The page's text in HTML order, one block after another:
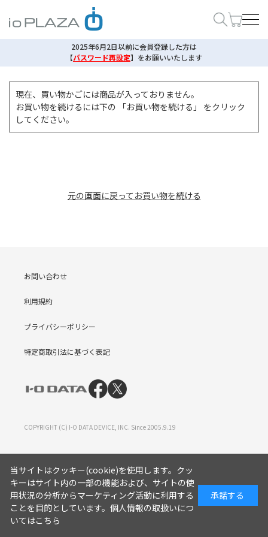
2025年6月2日以前に会員登録した方は
【パスワード再設定】 をお願いいたします
現在、買い物かごには商品が入っておりません。
お買い物を続けるには下の 「お買い物を続ける」 をクリック
してください。
元の画面に戻ってお買い物を続ける
お問い合わせ
利用規約
プライバシーポリシー
特定商取引法に基づく表記
COPYRIGHT (C) I-O DATA DEVICE, INC. Since 2005.9.19
当サイトはクッキー(cookie)を使用します。クッ
キーはサイト内の一部の機能および、サイトの使
用状況の分析からマーケティング活動に利用する
ことを目的としています。 個人情報の取扱いにつ
いてはこちら
承諾する